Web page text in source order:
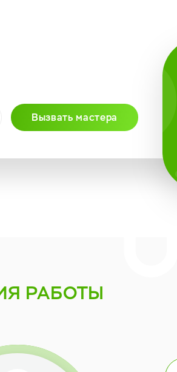
Вызвать мастера
РАБОТЫ